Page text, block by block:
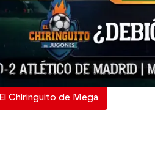
Vinicius ha anotado
que Rudiger, que
haya intervenido
plató de El
era ilegal o no.
El Chiringuito de Mega